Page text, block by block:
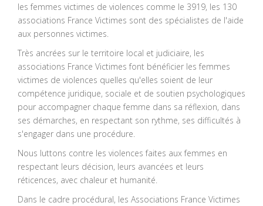
les femmes victimes de violences comme le 3919, les 130
associations France Victimes sont des spécialistes de l'aide
aux personnes victimes.
Très ancrées sur le territoire local et judiciaire, les
associations France Victimes font bénéficier les femmes
victimes de violences quelles qu'elles soient de leur
compétence juridique, sociale et de soutien psychologiques
pour accompagner chaque femme dans sa réflexion, dans
ses démarches, en respectant son rythme, ses difficultés à
s'engager dans une procédure.
Nous luttons contre les violences faites aux femmes en
respectant leurs décision, leurs avancées et leurs
réticences, avec chaleur et humanité.
Dans le cadre procédural, les Associations France Victimes